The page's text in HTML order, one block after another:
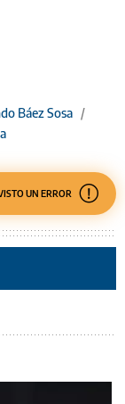
Báez Sosa /
UN ERROR